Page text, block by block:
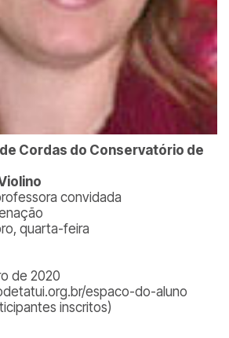
de Cordas do Conservatório de
convidada
quarta-feira
de 2020
espaco-do-aluno
inscritos)